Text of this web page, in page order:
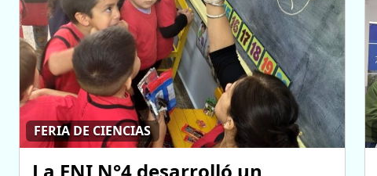
FERIA DE CIENCIAS
La ENI N°4 desarrolló un